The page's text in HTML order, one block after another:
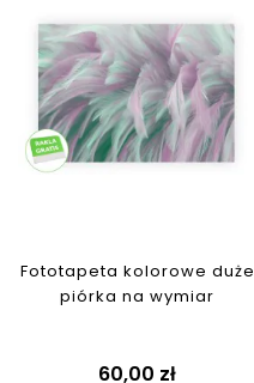
Fototapeta kolorowe duże
piórka na wymiar
60,00 zł